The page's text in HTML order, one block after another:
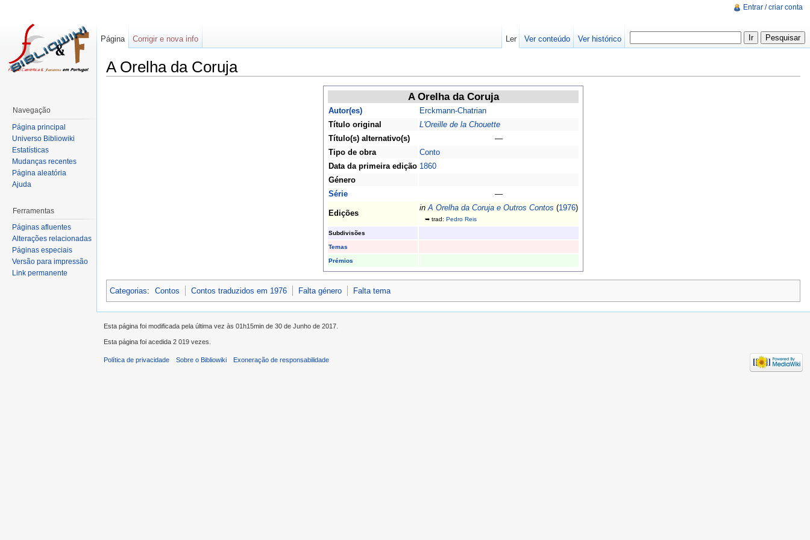
A Orelha da Coruja
A Orelha da Coruja
Autor(es)
Erckmann-Chatrian
Título original
L'Oreille de la Chouette
Título(s) alternativo(s)
—
Tipo de obra
Conto
Data da primeira edição 1860
Género
Série
—
Edições
in A Orelha da Coruja e Outros Contos (1976)
➥ trad: Pedro Reis
Subdivisões
Temas
Prémios
Categorias: Contos Contos traduzidos em 1976 Falta género Falta tema
Entrar / criar conta
Página Corrigir e nova info Ler Ver conteúdo Ver histórico
Navegação
Página principal
Universo Bibliowiki
Estatísticas
Mudanças recentes
Página aleatória
Ajuda
Ferramentas
Páginas afluentes
Alterações relacionadas
Páginas especiais
Versão para impressão
Link permanente
Esta página foi modificada pela última vez às 01h15min de 30 de Junho de 2017.
Esta página foi acedida 2 019 vezes.
Política de privacidade Sobre o Bibliowiki Exoneração de responsabilidade